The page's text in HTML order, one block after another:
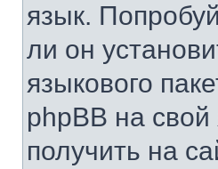
язык.
ли он
языкового
phpBB на
получить на